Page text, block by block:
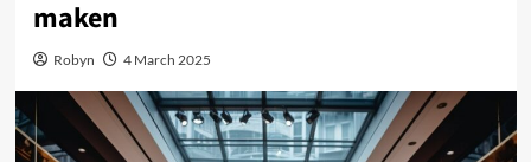
maken
Robyn 4 March 2025